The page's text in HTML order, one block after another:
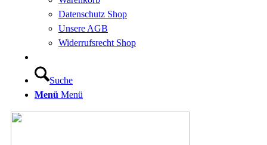
Datenschutz Shop
Unsere AGB
Widerrufsrecht Shop
Suche
Menü Menü